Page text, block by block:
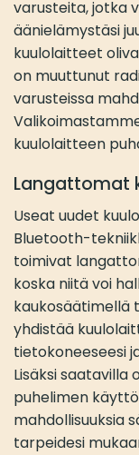
varusteita, jotka
äänielämystäsi
kuulolaitteet
on muuttunut
varusteissa
kuulolaitteen
Langattomat
Useat uudet
Bluetooth-
toimivat
koska niitä voi
kaukosäätimellä
yhdistää
tietokoneeseesi
Lisäksi
puhelimen
mahdollisuuksia
tarpeidesi